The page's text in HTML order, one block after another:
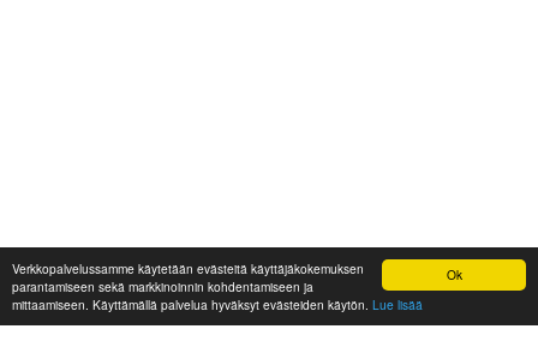
Ok
Verkkopalvelussamme käytetään evästeitä käyttäjäkokemuksen
parantamiseen sekä markkinoinnin kohdentamiseen ja
mittaamiseen. Käyttämällä palvelua hyväksyt evästeiden käytön. Lue lisää